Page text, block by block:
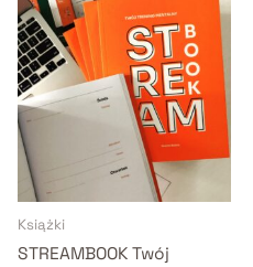
Książki
STREAMBOOK Twój